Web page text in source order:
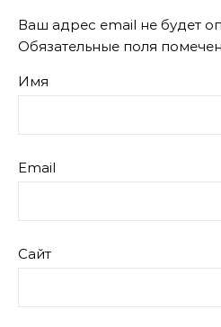
Ваш адрес email не будет
Обязательные поля
Имя
Email
Сайт